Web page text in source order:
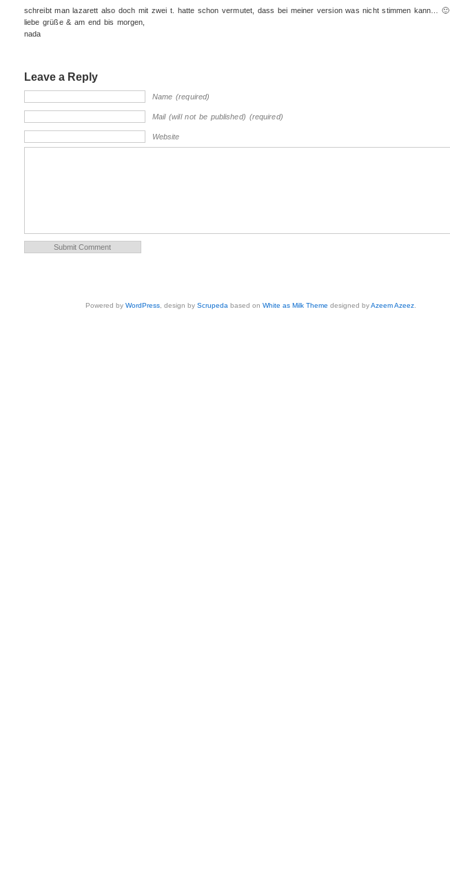
schreibt man lazarett also doch mit zwei t. hatte schon vermutet, dass bei meiner version was nicht stimmen kann… 🙂
liebe grüße & am end bis morgen,
nada
Leave a Reply
Name (required)
Mail (will not be published) (required)
Website
Powered byWordPress , design byScrupeda based onWhite as Milk Theme designed byAzeem Azeez